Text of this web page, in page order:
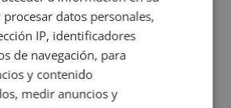
ocultan, que se transforman, y
o puertas correderas.
nuevas tecnologías ayudarán a la
de las nuevas viviendas.
se verán acentuadas por la
datos personales,
IP, identificadores
de navegación, para
y contenido
medir anuncios y